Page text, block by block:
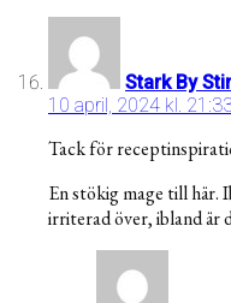
Stark By
10 april, 2024 kl.
Tack för
En stökig mage till här.
irriterad över, ibland är